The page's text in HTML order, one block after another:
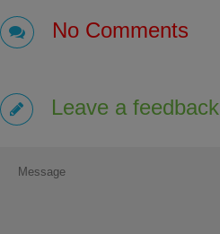
No Comments
Leave a feedback